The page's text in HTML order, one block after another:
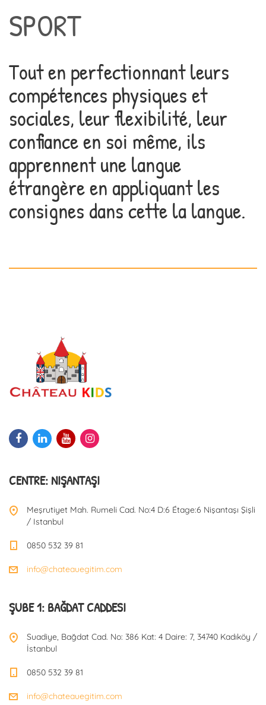
SPORT
Tout en perfectionnant leurs
compétences physiques et
sociales, leur flexibilité, leur
confiance en soi même, ils
apprennent une langue
étrangère en appliquant les
consignes dans cette la langue.
CENTRE: NIŞANTAŞI
Meşrutiyet Mah. Rumeli Cad. No:4 D:6 Étage:6 Nişantaşı Şişli
/ Istanbul
0850 532 39 81
info@chateauegitim.com
ŞUBE 1: BAĞDAT CADDESI
Suadiye, Bağdat Cad. No: 386 Kat: 4 Daire: 7, 34740 Kadıköy /
İstanbul
0850 532 39 81
info@chateauegitim.com